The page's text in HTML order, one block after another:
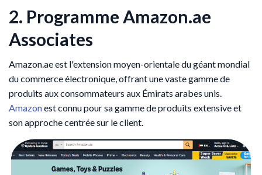
2. Programme Amazon.ae
Associates
Amazon.ae est l'extension moyen-orientale du géant mondial
du commerce électronique, offrant une vaste gamme de
produits aux consommateurs aux Émirats arabes unis.
Amazonest connu pour sa gamme de produits extensive et
son approche centrée sur le client.